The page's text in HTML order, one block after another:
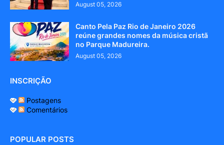
August 05, 2026
Canto Pela Paz Rio de Janeiro 2026
reúne grandes nomes da música cristã
no Parque Madureira.
August 05, 2026
INSCRIÇÃO
Postagens
Comentários
POPULAR POSTS